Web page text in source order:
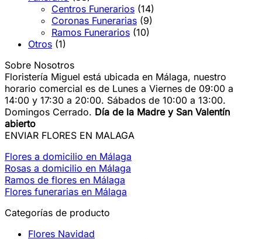
Centros Funerarios (14)
Coronas Funerarias (9)
Ramos Funerarios (10)
Otros (1)
Sobre Nosotros
Floristería Miguel está ubicada en Málaga, nuestro
horario comercial es de Lunes a Viernes de 09:00 a
14:00 y 17:30 a 20:00. Sábados de 10:00 a 13:00.
Domingos Cerrado. Día de la Madre y San Valentín
abierto
ENVIAR FLORES EN MALAGA
Flores a domicilio en Málaga
Rosas a domicilio en Málaga
Ramos de flores en Málaga
Flores funerarias en Málaga
Categorías de producto
Flores Navidad